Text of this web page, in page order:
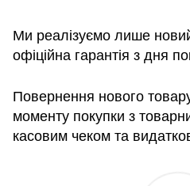
Ми реалізуємо лише
офіційна гарантія з дня
Повернення нового
моменту покупки з
касовим чеком та